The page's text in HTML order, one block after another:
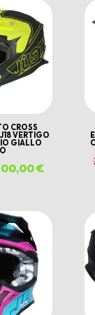
€.90,00 €.
CROSS
VERTIGO
GIALLO
€.
€Il
è:
100,00 €.